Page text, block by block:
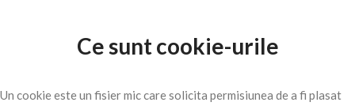
Ce sunt cookie-urile
Un cookie este un fisier mic care solicita permisiunea de a fi plasat